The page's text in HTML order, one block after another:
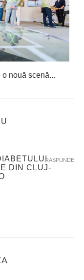
nouă scenă...
DIN CLUJ-
RASPUNDE